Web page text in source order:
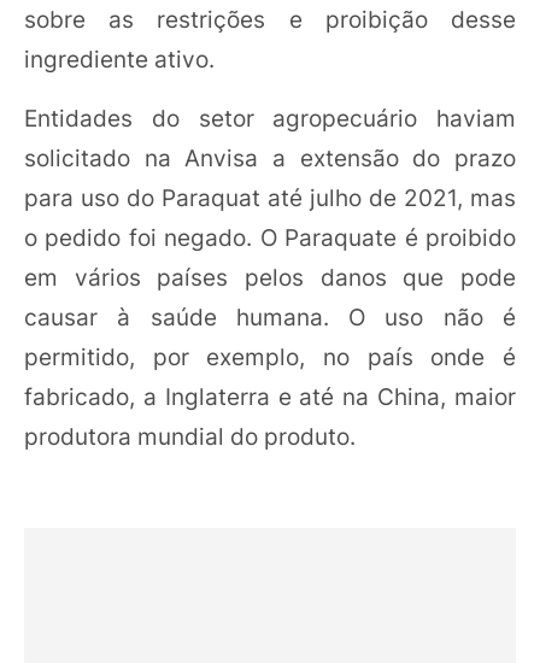
sobre as restrições e proibição desse
ingrediente ativo.
Entidades do setor agropecuário haviam
solicitado na Anvisa a extensão do prazo
para uso do Paraquat até julho de 2021, mas
o pedido foi negado. O Paraquate é proibido
em vários países pelos danos que pode
causar à saúde humana. O uso não é
permitido, por exemplo, no país onde é
fabricado, a Inglaterra e até na China, maior
produtora mundial do produto.